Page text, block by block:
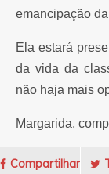
emancipação
Ela estará
da vida da
não haja mais
Margarida,
Compartilhar